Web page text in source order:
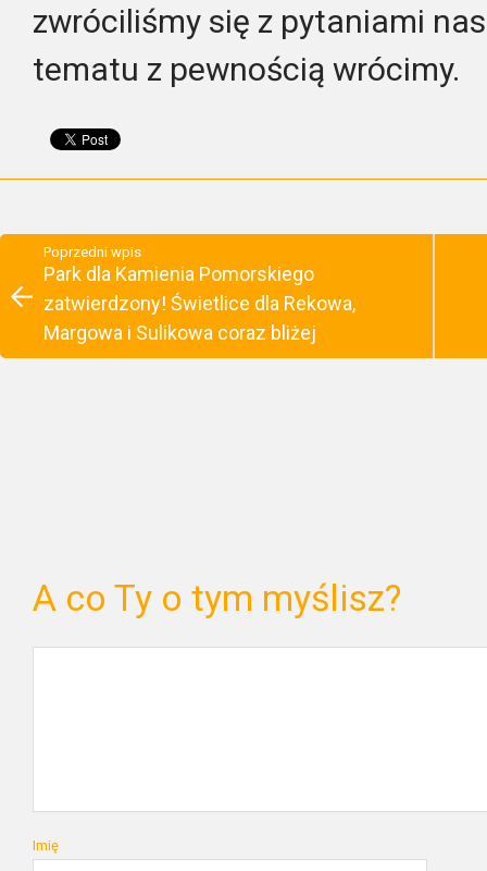
zwróciliśmy się z pytaniami
tematu z pewnością wrócimy.
Poprzedni wpis
Park dla Kamienia Pomorskiego
zatwierdzony! Świetlice dla Rekowa,
Margowa i Sulikowa coraz bliżej
A co Ty o tym myślisz?
Imię